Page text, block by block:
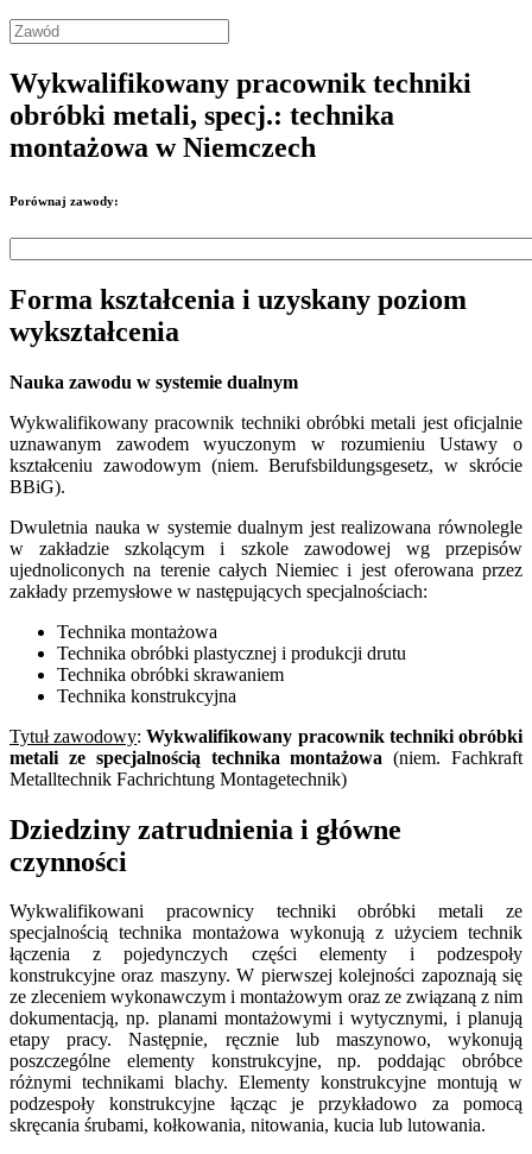
Wykwalifikowany pracownik techniki
obróbki metali, specj.: technika
montażowa w Niemczech
Porównaj zawody:
Forma kształcenia i uzyskany poziom
wykształcenia
Nauka zawodu w systemie dualnym
Wykwalifikowany pracownik techniki obróbki metali jest oficjalnie
uznawanym zawodem wyuczonym w rozumieniu Ustawy o
kształceniu zawodowym (niem. Berufsbildungsgesetz, w skrócie
BBiG).
Dwuletnia nauka w systemie dualnym jest realizowana równolegle
w zakładzie szkolącym i szkole zawodowej wg przepisów
ujednoliconych na terenie całych Niemiec i jest oferowana przez
zakłady przemysłowe w następujących specjalnościach:
Technika montażowa
Technika obróbki plastycznej i produkcji drutu
Technika obróbki skrawaniem
Technika konstrukcyjna
Tytuł zawodowy:Wykwalifikowany pracownik techniki obróbki
metali ze specjalnością technika montażowa(niem. Fachkraft
Metalltechnik Fachrichtung Montagetechnik)
Dziedziny zatrudnienia i główne
czynności
Wykwalifikowani pracownicy techniki obróbki metali ze
specjalnością technika montażowa wykonują z użyciem technik
łączenia z pojedynczych części elementy i podzespoły
konstrukcyjne oraz maszyny. W pierwszej kolejności zapoznają się
ze zleceniem wykonawczym i montażowym oraz ze związaną z nim
dokumentacją, np. planami montażowymi i wytycznymi, i planują
etapy pracy. Następnie, ręcznie lub maszynowo, wykonują
poszczególne elementy konstrukcyjne, np. poddając obróbce
różnymi technikami blachy. Elementy konstrukcyjne montują w
podzespoły konstrukcyjne łącząc je przykładowo za pomocą
skręcania śrubami, kołkowania, nitowania, kucia lub lutowania.